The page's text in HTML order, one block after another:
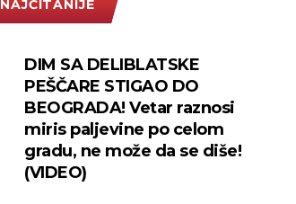
NAJČITANIJE
DIM SA DELIBLATSKE
PEŠČARE STIGAO DO
BEOGRADA! Vetar raznosi
miris paljevine po celom
gradu, ne može da se diše!
(VIDEO)